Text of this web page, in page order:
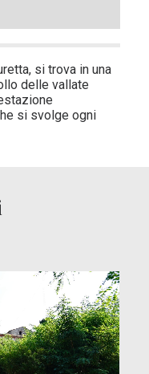
si trova in una
delle vallate
si svolge ogni